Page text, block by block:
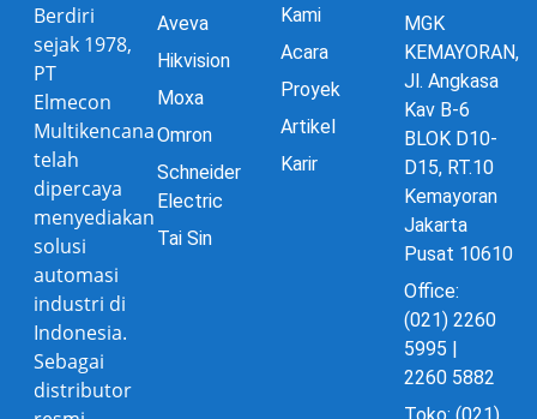
Berdiri
sejak 1978,
PT
Elmecon
Multikencana
telah
dipercaya
menyediakan
solusi
automasi
industri di
Indonesia.
Sebagai
distributor
Aveva
Hikvision
Moxa
Omron
Schneider
Electric
Tai Sin
Kami
Acara
Proyek
Artikel
Karir
MGK
KEMAYORAN,
Jl. Angkasa
Kav B-6
BLOK D10-
D15, RT.10
Kemayoran
Jakarta
Pusat 10610
Office:
(021) 2260
5995 |
2260 5882